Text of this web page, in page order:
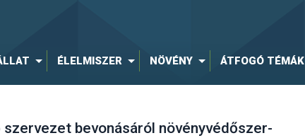
ÉLELMISZER NÖVÉNY ÁTFOGÓ TÉMÁK
bevonásáról növényvédőszer-